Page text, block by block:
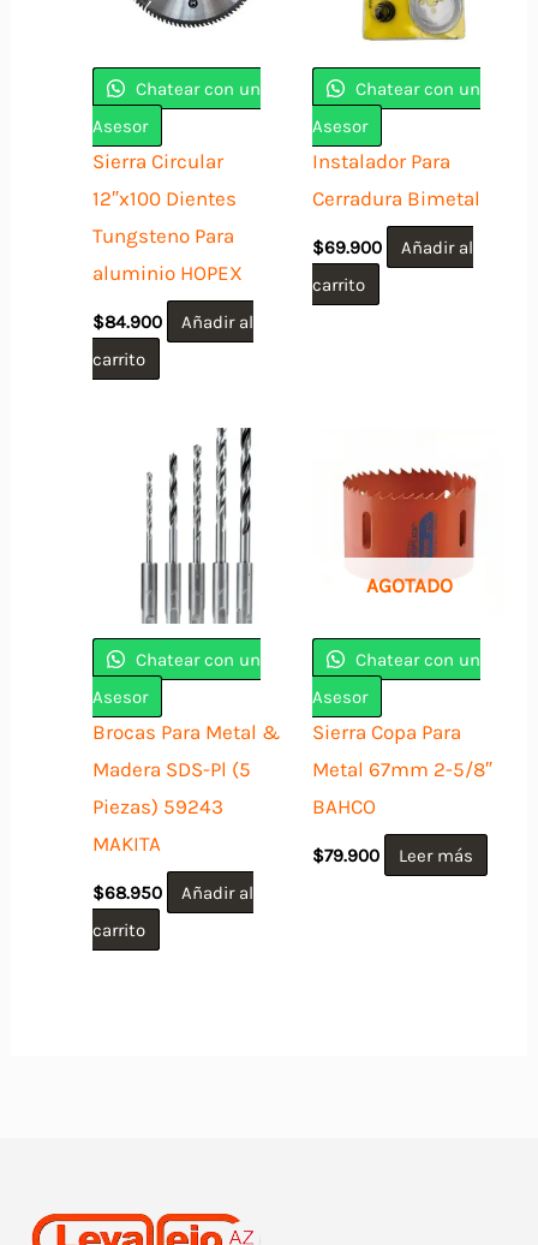
Chatear con un
Asesor
Sierra Circular
12″x100 Dientes
Tungsteno Para
aluminio HOPEX
$84.900
Añadir al
carrito
Chatear con un
Asesor
Instalador Para
Cerradura Bimetal
$69.900
Añadir al
carrito
Chatear con un
Asesor
Brocas Para Metal &
Madera SDS-Pl (5
Piezas) 59243
MAKITA
$68.950
Añadir al
carrito
AGOTADO
Chatear con un
Asesor
Sierra Copa Para
Metal 67mm 2-5/8″
BAHCO
$79.900 Leer más